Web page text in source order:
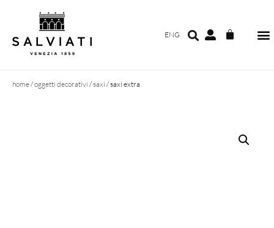
ENG
home/oggetti decorativi /saxi / saxi extra